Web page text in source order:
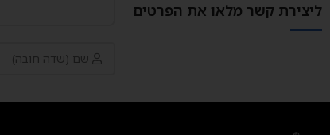
ליצירת קשר מלאו את הפרטים